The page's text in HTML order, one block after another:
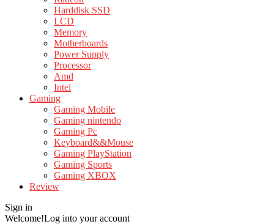
Harddisk SSD
LCD
Memory
Motherboards
Power Supply
Processor
Amd
Intel
Gaming
Gaming Mobile
Gaming nintendo
Gaming Pc
Keyboard&&Mouse
Gaming PlayStation
Gaming Sports
Gaming XBOX
Review
Sign in
Welcome!Log into your account